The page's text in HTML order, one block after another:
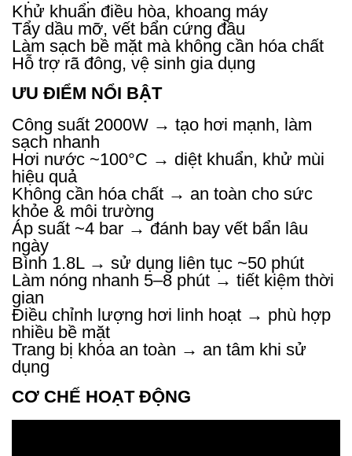
Khử khuẩn điều hòa, khoang máy
Tẩy dầu mỡ, vết bẩn cứng đầu
Làm sạch bề mặt mà không cần hóa chất
Hỗ trợ rã đông, vệ sinh gia dụng
ƯU ĐIỂM NỔI BẬT
Công suất 2000W → tạo hơi mạnh, làm
sạch nhanh
Hơi nước ~100°C → diệt khuẩn, khử mùi
hiệu quả
Không cần hóa chất → an toàn cho sức
khỏe & môi trường
Áp suất ~4 bar → đánh bay vết bẩn lâu
ngày
Bình 1.8L → sử dụng liên tục ~50 phút
Làm nóng nhanh 5–8 phút → tiết kiệm thời
gian
Điều chỉnh lượng hơi linh hoạt → phù hợp
nhiều bề mặt
Trang bị khóa an toàn → an tâm khi sử
dụng
CƠ CHẾ HOẠT ĐỘNG